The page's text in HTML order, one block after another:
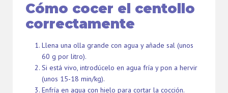
Cómo cocer el centollo
correctamente
Llena una olla grande con agua y añade sal (unos
60 g por litro).
Si está vivo, introdúcelo en agua fría y pon a hervir
(unos 15-18 min/kg).
Enfría en agua con hielo para cortar la cocción.